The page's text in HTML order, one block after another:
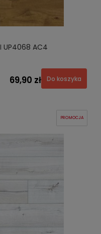
UP4068 AC4
69,90 zł Do koszyka
PROMOCJA